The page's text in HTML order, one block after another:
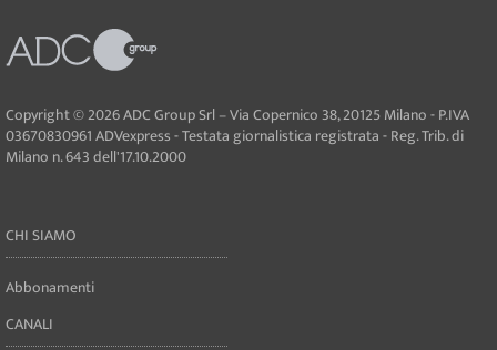
Copyright © 2026 ADC Group Srl – Via Copernico 38, 20125 Milano - P.IVA
03670830961 ADVexpress - Testata giornalistica registrata - Reg. Trib. di
Milano n. 643 dell'17.10.2000
CHI SIAMO
Abbonamenti
CANALI